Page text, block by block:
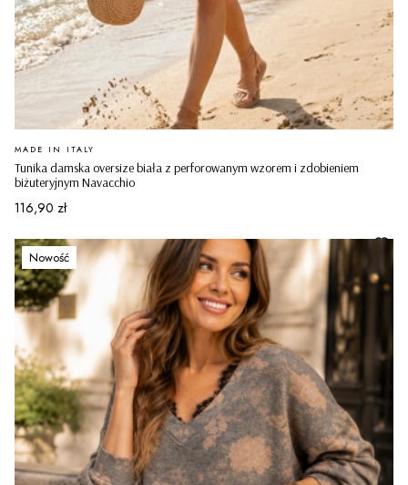
Tunika damska oversize biała z perforowanym wzorem i zdobieniem
biżuteryjnym Navacchio
PRODUCENT
MADE IN ITALY
Cena
116,90 zł
Nowość